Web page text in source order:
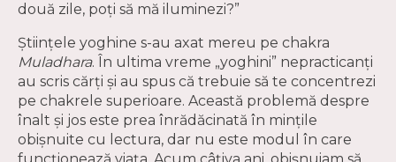
două zile, poți să mă iluminezi?”
Științele yoghine s-au axat mereu pe chakra
Muladhara. În ultima vreme „yoghini” nepracticanți
au scris cărți și au spus că trebuie să te concentrezi
pe chakrele superioare. Această problemă despre
înalt și jos este prea înrădăcinată în mințile
obișnuite cu lectura, dar nu este modul în care